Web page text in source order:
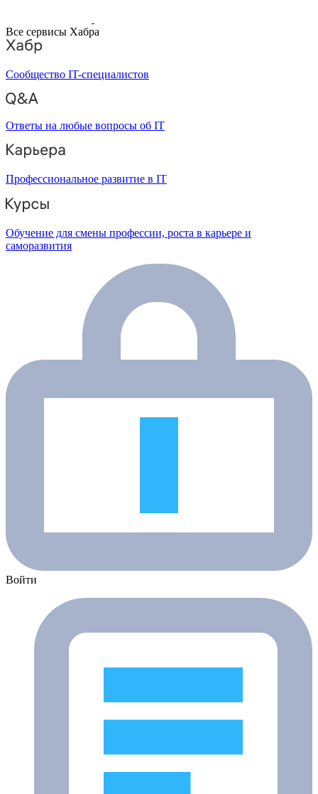
Все сервисы Хабра
Сообщество IT-специалистов
Ответы на любые вопросы об IT
Профессиональное развитие в IT
Обучение для смены профессии, роста в карьере и
саморазвития
Войти